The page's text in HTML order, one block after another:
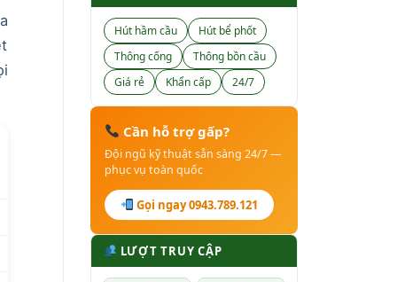
Hút hầm cầu
Hút bể phốt
Thông cống
Thông bồn cầu
Giá rẻ
Khẩn cấp 24/7
Cần hỗ trợ gấp?
Đội ngũ kỹ thuật sẵn sàng 24/7 —
phục vụ toàn quốc
Gọi ngay 0943.789.121
LƯỢT TRUY CẬP